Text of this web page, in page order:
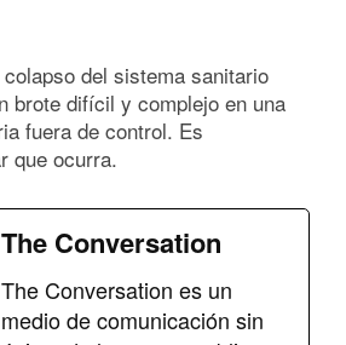
del sistema sanitario
brote difícil y complejo en una
fuera de control. Es
que ocurra.
The Conversation
The Conversation es un
medio de comunicación sin